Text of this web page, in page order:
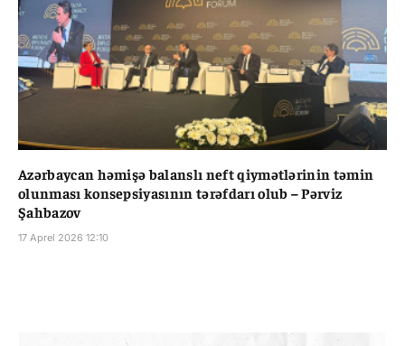
Azərbaycan həmişə balanslı neft qiymətlərinin təmin
olunması konsepsiyasının tərəfdarı olub – Pərviz
Şahbazov
17 Aprel 2026 12:10